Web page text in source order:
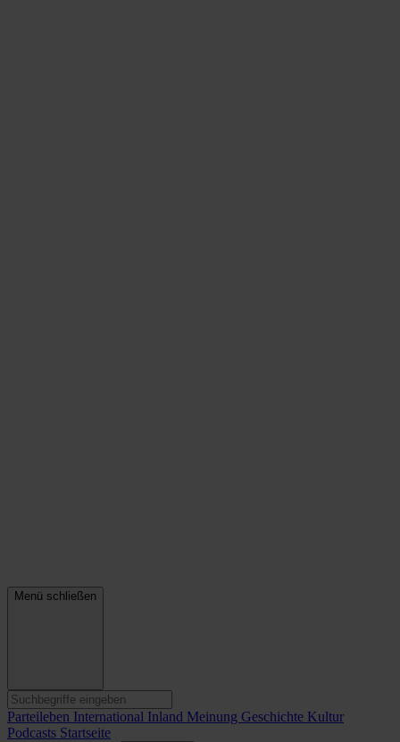
Menü schließen
Parteileben International Inland Meinung Geschichte Kultur
Podcasts Startseite